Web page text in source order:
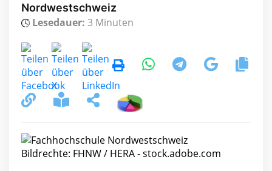
Nordwestschweiz
Lesedauer: 3 Minuten
Bildrechte: FHNW / HERA - stock.adobe.com